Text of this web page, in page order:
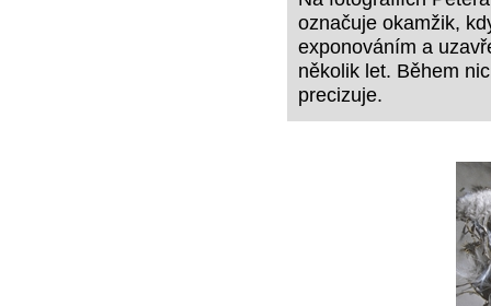
označuje okamžik,
exponováním a
několik let. Během
precizuje.